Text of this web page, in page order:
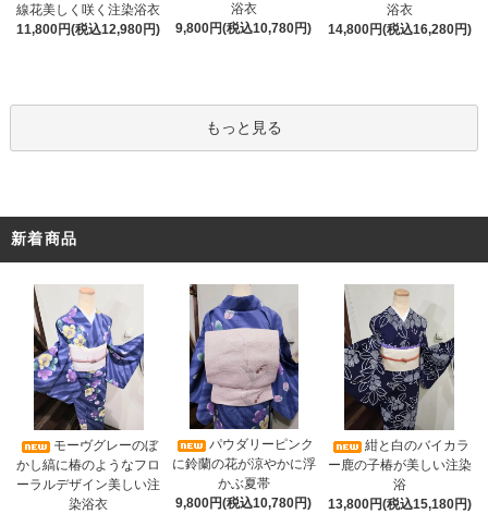
線花美しく咲く注染浴衣
11,800円(税込12,980円)
浴衣
9,800円(税込10,780円)
浴衣
14,800円(税込16,280円)
もっと見る
新着商品
モーヴグレーのぼ
かし縞に椿のようなフロ
ーラルデザイン美しい注
染浴衣
パウダリーピンク
に鈴蘭の花が涼やかに浮
かぶ夏帯
9,800円(税込10,780円)
紺と白のバイカラ
ー鹿の子椿が美しい注染
浴
13,800円(税込15,180円)